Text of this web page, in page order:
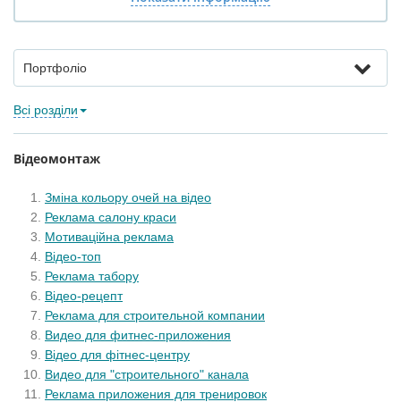
Портфоліо
Всі розділи
Відеомонтаж
Зміна кольору очей на відео
Реклама салону краси
Мотиваційна реклама
Відео-топ
Реклама табору
Відео-рецепт
Реклама для строительной компании
Видео для фитнес-приложения
Відео для фітнес-центру
Видео для "строительного" канала
Реклама приложения для тренировок